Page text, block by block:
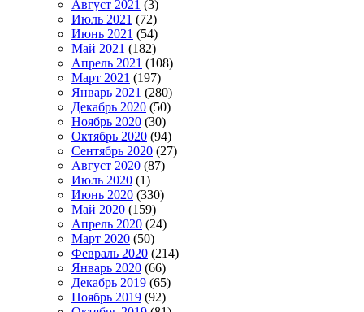
Август 2021 (3)
Июль 2021 (72)
Июнь 2021 (54)
Май 2021 (182)
Апрель 2021 (108)
Март 2021 (197)
Январь 2021 (280)
Декабрь 2020 (50)
Ноябрь 2020 (30)
Октябрь 2020 (94)
Сентябрь 2020 (27)
Август 2020 (87)
Июль 2020 (1)
Июнь 2020 (330)
Май 2020 (159)
Апрель 2020 (24)
Март 2020 (50)
Февраль 2020 (214)
Январь 2020 (66)
Декабрь 2019 (65)
Ноябрь 2019 (92)